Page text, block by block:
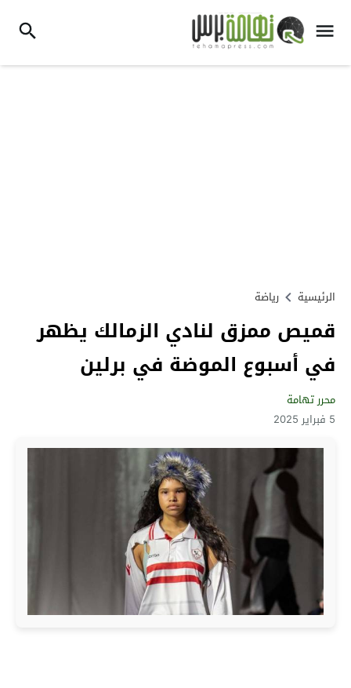
الرئيسية رياضة
قميص ممزق لنادي الزمالك يظهر
في أسبوع الموضة في برلين
محرر تهامة
5 فبراير 2025